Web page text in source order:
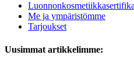
Me ja ympäristömme
Tarjoukset
Uusimmat artikkelimme: